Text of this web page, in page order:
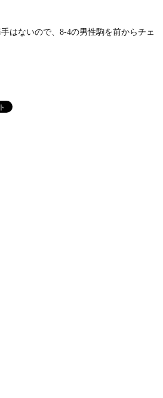
はないので、8-4の男性駒を前からチェ